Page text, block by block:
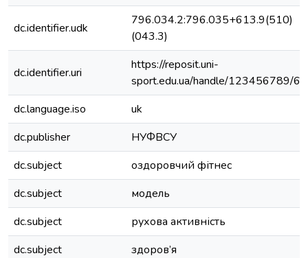
dc.identifier.udk
796.034.2:796.035+613.9(510)
(043.3)
dc.identifier.uri
https://reposit.uni-
sport.edu.ua/handle/123456789/
dc.language.iso
uk
dc.publisher
НУФВСУ
dc.subject
оздоровчий фітнес
dc.subject
модель
dc.subject
рухова активність
dc.subject
здоров’я